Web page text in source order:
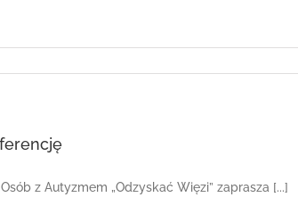
z Autyzmem „Odzyskać Więzi” zaprasza [...]